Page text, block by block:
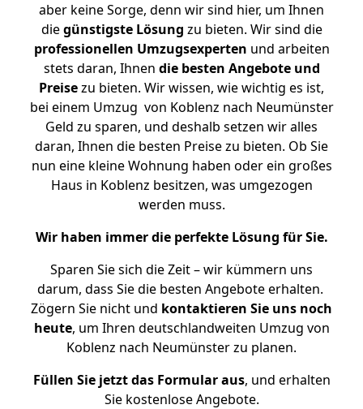
aber keine Sorge, denn wir sind hier, um Ihnen
diegünstigste Lösung zu bieten. Wir sind die
professionellen Umzugsexperten und arbeiten
stets daran, Ihnen die besten Angebote und
Preisezu bieten. Wir wissen, wie wichtig es ist,
bei einem Umzug von Koblenz nach Neumünster
Geld zu sparen, und deshalb setzen wir alles
daran, Ihnen die besten Preise zu bieten. Ob Sie
nun eine kleine Wohnung haben oder ein großes
Haus in Koblenz besitzen, was umgezogen
werden muss.
Wir haben immer die perfekte Lösung für Sie.
Sparen Sie sich die Zeit – wir kümmern uns
darum, dass Sie die besten Angebote erhalten.
Zögern Sie nicht und kontaktieren Sie uns noch
heute, um Ihren deutschlandweiten Umzug von
Koblenz nach Neumünster zu planen.
Füllen Sie jetzt das Formular aus, und erhalten
Sie kostenlose Angebote.